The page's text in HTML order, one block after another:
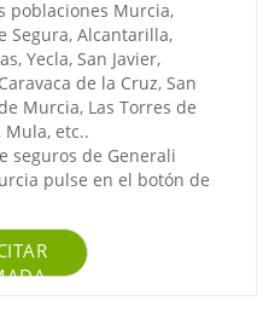
poblaciones Murcia,
Segura, Alcantarilla,
Yecla, San Javier,
de la Cruz, San
Murcia, Las Torres de
Mula, etc..
seguros de Generali
pulse en el botón de